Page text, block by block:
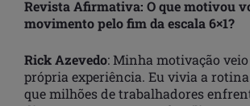
Revista Afirmativa: O que motivou
movimento pelo fim da escala 6×1?
Rick Azevedo: Minha motivação
própria experiência. Eu vivia a
que milhões de trabalhadores